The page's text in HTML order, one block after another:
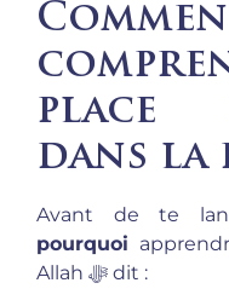
place
dans la
Avant de te
pourquoi
Allah ﷻ dit :